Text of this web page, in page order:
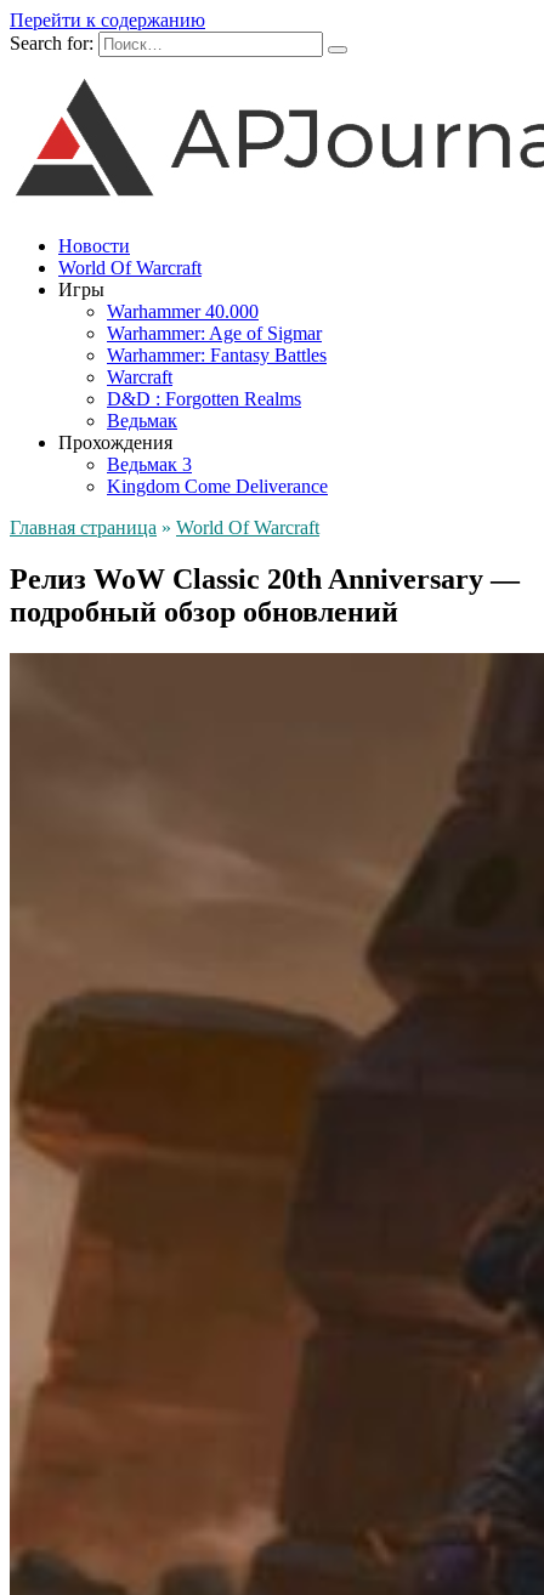
Перейти к содержанию
Search for:
Новости
World Of Warcraft
Игры
Warhammer 40.000
Warhammer: Age of Sigmar
Warhammer: Fantasy Battles
Warcraft
D&D : Forgotten Realms
Ведьмак
Прохождения
Ведьмак 3
Kingdom Come Deliverance
Главная страница » World Of Warcraft
Релиз WoW Classic 20th Anniversary —
подробный обзор обновлений